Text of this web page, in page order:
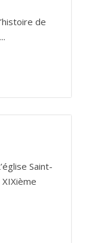
de
Saint-